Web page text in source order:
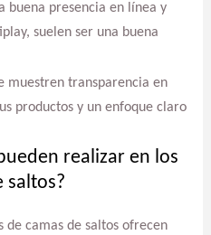
buena presencia en línea y
suelen ser una buena
muestren transparencia en
productos y un enfoque claro
realizar en los
saltos?
de camas de saltos ofrecen